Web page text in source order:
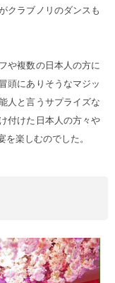
クラブノリのダンスも
や複数の日本人の方に
頭にありそうなマジッ
人と言うサプライズな
付けた日本人の方々や
楽しむのでした。